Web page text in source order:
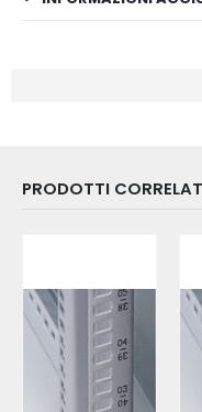
PRODOTTI